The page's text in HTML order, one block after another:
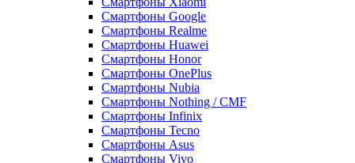
Смартфоны Google
Смартфоны Realme
Смартфоны Huawei
Смартфоны Honor
Смартфоны OnePlus
Смартфоны Nubia
Смартфоны Nothing / CMF
Смартфоны Infinix
Смартфоны Tecno
Смартфоны Asus
Смартфоны Vivo